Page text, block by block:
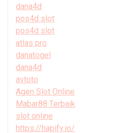
dana4d
pos4d slot
pos4d slot
atlas pro
danatogel
dana4d
avtoto
Agen Slot Online
Mabar88 Terbaik
slot online
https://hapify.io/